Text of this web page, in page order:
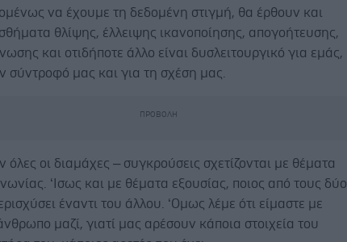
να έχουμε τη δεδομένη στιγμή, θα έρθουν και
θλίψης, έλλειψης ικανοποίησης, απογοήτευσης,
και οτιδήποτε άλλο είναι δυσλειτουργικό για εμάς,
σύντροφό μας και για τη σχέση μας.
όλες οι διαμάχες – συγκρούσεις σχετίζονται με θέματα
‘Ισως και με θέματα εξουσίας, ποιος από τους δύο
έναντι του άλλου. ‘Ομως λέμε ότι είμαστε με
μαζί, γιατί μας αρέσουν κάποια στοιχεία του